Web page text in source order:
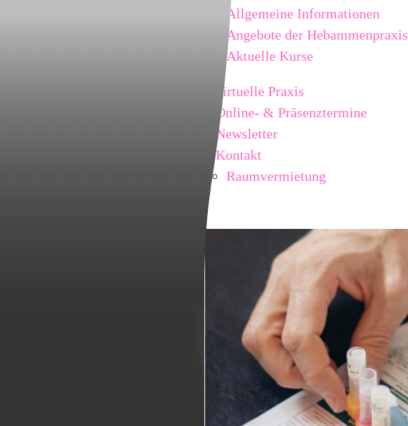
Allgemeine Informationen
Angebote der Hebammenpraxis
Aktuelle Kurse
virtuelle Praxis
Online- & Präsenztermine
Newsletter
Kontakt
Raumvermietung